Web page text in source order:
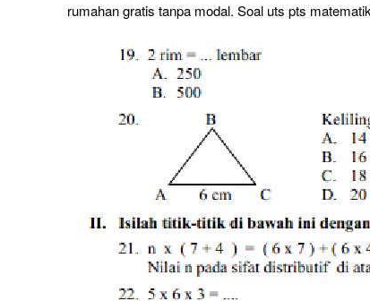
rumahan gratis tanpa modal. Soal uts pts